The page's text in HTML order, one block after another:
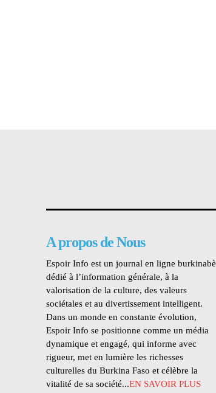
A propos de Nous
Espoir Info est un journal en ligne burkinabè
dédié à l’information générale, à la
valorisation de la culture, des valeurs
sociétales et au divertissement intelligent.
Dans un monde en constante évolution,
Espoir Info se positionne comme un média
dynamique et engagé, qui informe avec
rigueur, met en lumière les richesses
culturelles du Burkina Faso et célèbre la
vitalité de sa société...EN SAVOIR PLUS